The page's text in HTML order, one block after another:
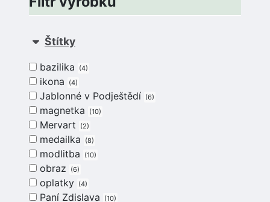
Štítky
bazilika 4
ikona 4
Jablonné v Podještědí 6
magnetka 10
Mervart 2
medailka 8
modlitba 10
obraz 6
oplatky 4
Paní Zdislava 10